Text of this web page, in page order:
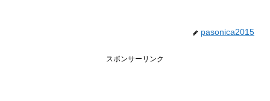
pasonica2015
スポンサーリンク